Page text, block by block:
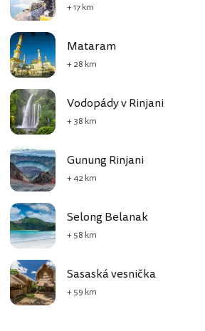
+ 17 km
Mataram
+ 28 km
Vodopády v Rinjani
+ 38 km
Gunung Rinjani
+ 42 km
Selong Belanak
+ 58 km
Sasaská vesnička
+ 59 km